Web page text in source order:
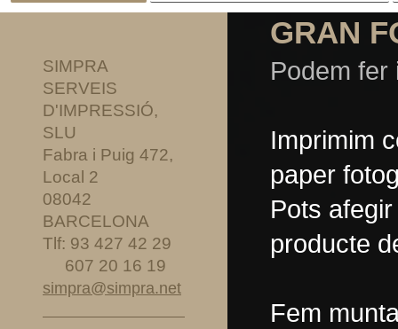
GRAN
Podem fer
Imprimim
paper
Pots
producte
Fem
SIMPRA
SERVEIS
D'IMPRESSIÓ,
SLU
Fabra i Puig 472,
Local 2
08042
BARCELONA
Tlf: 93 427 42 29
607 20 16 19
simpra@simpra.net